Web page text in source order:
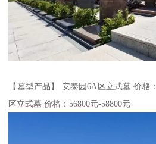
【墓型产品】 安泰园6A区立式墓 价格
区立式墓 价格：56800元-58800元